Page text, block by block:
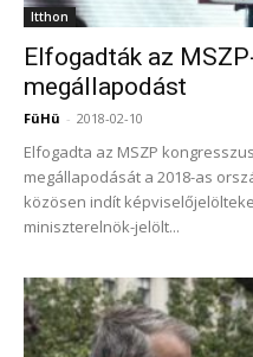
Itthon
Elfogadták az
megállapodást
FüHü - 2018-02-10
Elfogadta az MSZP
megállapodását a 2018-as
közösen indít
miniszterelnök-jelölt...